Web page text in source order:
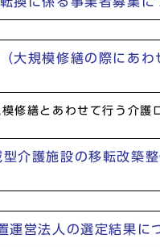
規模修繕の際にあわ
修繕とあわせて行う介護
介護施設の移転改築
運営法人の選定結果に